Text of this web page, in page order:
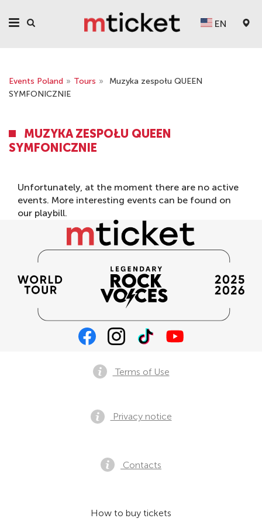
EN
Events Poland » Tours »
Muzyka zespołu QUEEN
SYMFONICZNIE
MUZYKA ZESPOŁU QUEEN
SYMFONICZNIE
Unfortunately, at the moment there are no active
events. More interesting events can be found on
our playbill.
Terms of Use
Privacy notice
Contacts
How to buy tickets